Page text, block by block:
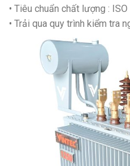
• Tiêu chuẩn chất lượng :
• Trải qua quy trình kiểm tra